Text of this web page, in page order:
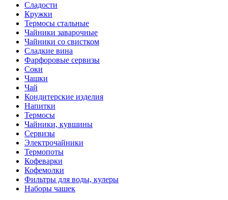
Сладости
Кружки
Термосы стальные
Чайники заварочные
Чайники со свистком
Сладкие вина
Фарфоровые сервизы
Соки
Чашки
Чай
Кондитерские изделия
Напитки
Термосы
Чайники, кувшины
Сервизы
Электрочайники
Термопоты
Кофеварки
Кофемолки
Фильтры для воды, кулеры
Наборы чашек